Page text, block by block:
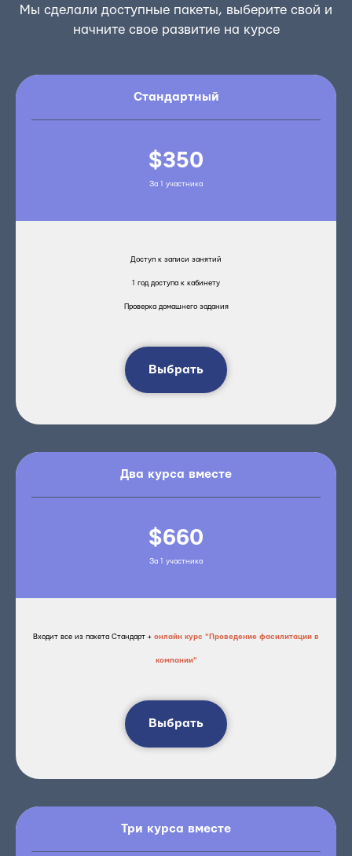
Мы сделали доступные пакеты, выберите свой и
начните свое развитие на курсе
Стандартный
$350
За 1 участника
Доступ к записи занятий
1 год доступа к кабинету
Проверка домашнего задания
Выбрать
Два курса вместе
$660
За 1 участника
Входит все из пакета Стандарт + онлайн курс "Проведение фасилитации в
компании"
Выбрать
Три курса вместе